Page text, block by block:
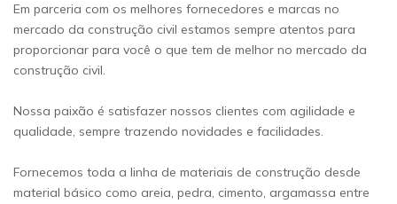
Em parceria com os melhores fornecedores e marcas no
mercado da construção civil estamos sempre atentos para
proporcionar para você o que tem de melhor no mercado da
construção civil.
Nossa paixão é satisfazer nossos clientes com agilidade e
qualidade, sempre trazendo novidades e facilidades.
Fornecemos toda a linha de materiais de construção desde
material básico como areia, pedra, cimento, argamassa entre